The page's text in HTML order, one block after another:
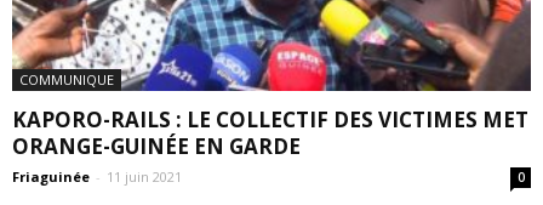
COMMUNIQUE
KAPORO-RAILS : LE COLLECTIF DES VICTIMES MET
ORANGE-GUINÉE EN GARDE
Friaguinée - 11 juin 2021 0